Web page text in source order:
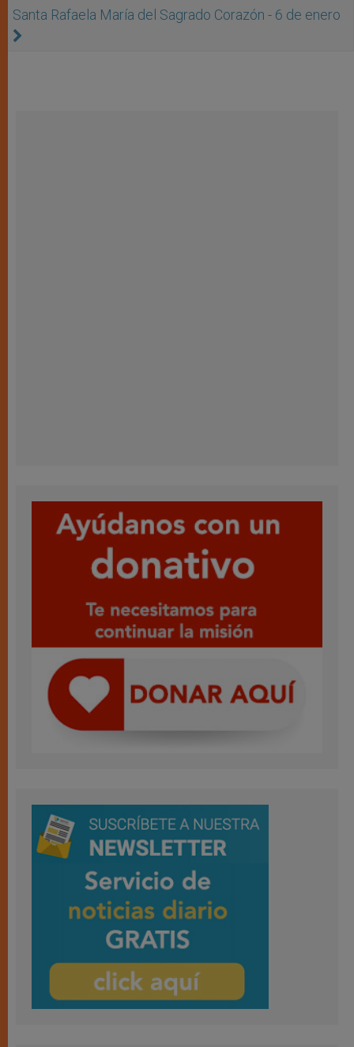
Santa Rafaela María del Sagrado Corazón - 6 de enero